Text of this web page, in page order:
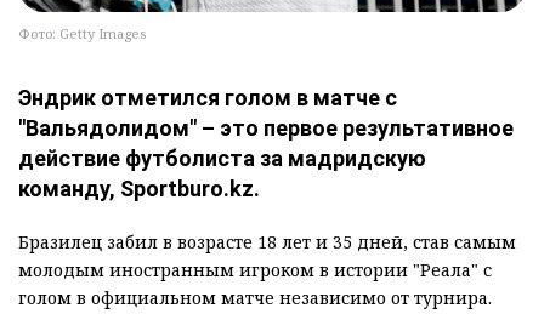
Фото: Getty Images
Эндрик отметился голом в матче с
"Вальядолидом" – это первое результативное
действие футболиста за мадридскую
команду, Sportburo.kz.
Бразилец забил в возрасте 18 лет и 35 дней, став самым
молодым иностранным игроком в истории "Реала" с
голом в официальном матче независимо от турнира.